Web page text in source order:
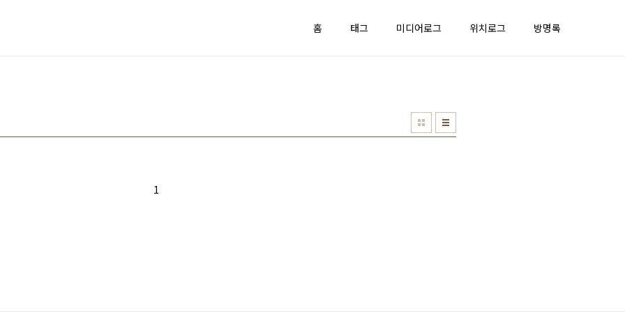
홈 태그 미디어로그 위치로그 방명록
1